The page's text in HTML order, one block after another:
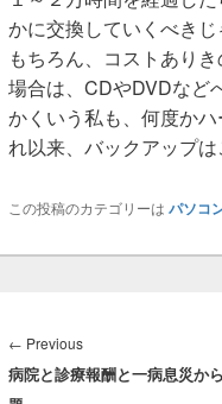
かに交換していくべきじ
もちろん、コストあり
場合は、CDやDVDなど
かくいう私も、何度か
れ以来、バックアップは
この投稿のカテゴリーは パソコ
稿
ナ
ビ
← PreviousPrevious
post:
病院と診療報酬と一病息災か